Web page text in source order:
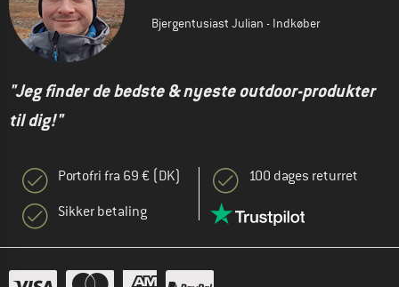
Bjergentusiast Julian - Indkøber
"Jeg finder de bedste & nyeste outdoor-produkter
til dig!"
Portofri fra 69 € (DK)
Sikker betaling
100 dages returret